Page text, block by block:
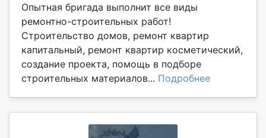
Опытная бригада выполнит все виды
ремонтно-строительных работ!
Строительство домов, ремонт квартир
капитальный, ремонт квартир косметический,
создание проекта, помощь в подборе
строительных материалов... Подробнее